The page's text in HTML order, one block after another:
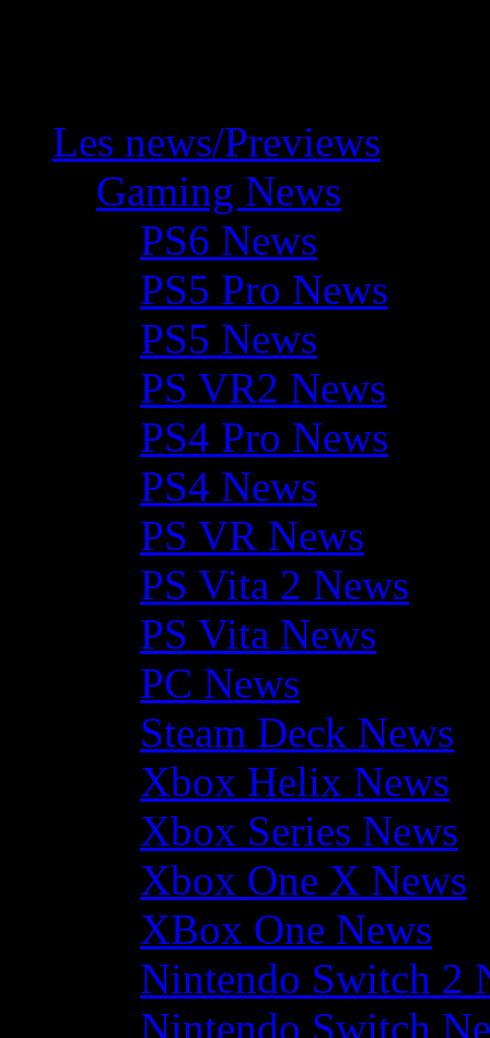
Les news/Previews
Gaming News
PS6 News
PS5 Pro News
PS5 News
PS VR2 News
PS4 Pro News
PS4 News
PS VR News
PS Vita 2 News
PS Vita News
PC News
Steam Deck News
Xbox Helix News
Xbox Series News
Xbox One X News
XBox One News
Nintendo Switch 2
Nintendo Switch